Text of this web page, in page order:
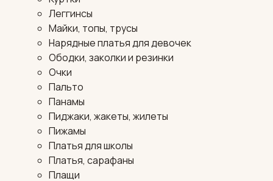
Леггинсы
Майки, топы, трусы
Нарядные платья для девочек
Ободки, заколки и резинки
Очки
Пальто
Панамы
Пиджаки, жакеты, жилеты
Пижамы
Платья для школы
Платья, сарафаны
Плащи